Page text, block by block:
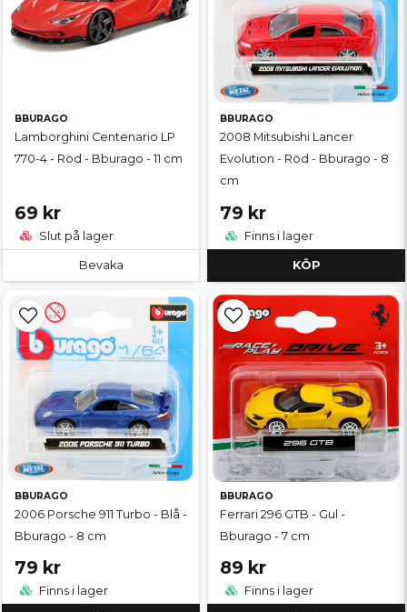
BBURAGO
Lamborghini Centenario LP
770-4 - Röd - Bburago - 11 cm
69 kr
Slut på lager
Bevaka
BBURAGO
2008 Mitsubishi Lancer
Evolution - Röd - Bburago - 8
cm
79 kr
Finns i lager
KÖP
BBURAGO
2006 Porsche 911 Turbo - Blå -
Bburago - 8 cm
79 kr
Finns i lager
BBURAGO
Ferrari 296 GTB - Gul -
Bburago - 7 cm
89 kr
Finns i lager